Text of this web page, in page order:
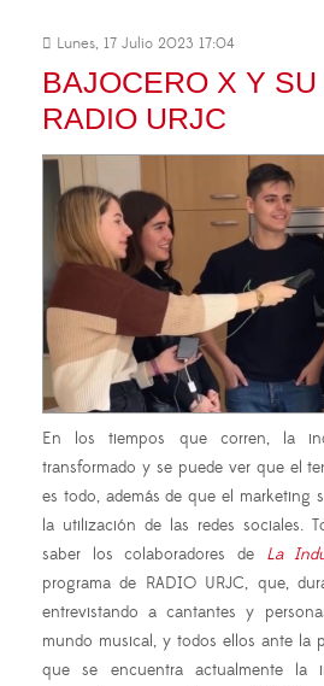
Lunes, 17 Julio 2023 17:04
BAJOCERO X Y
RADIO URJC
En los tiempos que corren, la
transformado y se puede ver que el
es todo, además de que el marketing
la utilización de las redes sociales.
saber los colaboradores de La
programa de RADIO URJC, que,
entrevistando a cantantes y
mundo musical, y todos ellos ante la
que se encuentra actualmente la